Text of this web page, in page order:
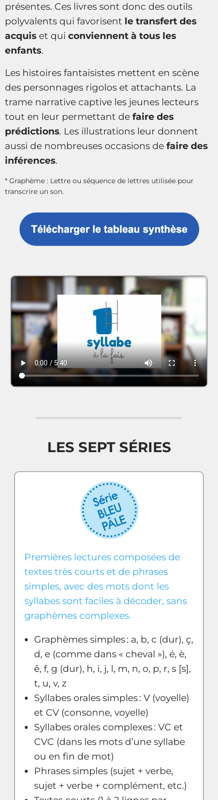
présentes. Ces livres sont donc des outils
polyvalents qui favorisent le transfert des
acquis et qui conviennent à tous les
enfants.
Les histoires fantaisistes mettent en scène
des personnages rigolos et attachants. La
trame narrative captive les jeunes lecteurs
tout en leur permettant de faire des
prédictions. Les illustrations leur donnent
aussi de nombreuses occasions de faire des
inférences.
* Graphème : Lettre ou séquence de lettres utilisée pour
transcrire un son.
LES SEPT SÉRIES
Premières lectures composées de
textes très courts et de phrases
simples, avec des mots dont les
syllabes sont faciles à décoder, sans
graphèmes complexes.
Graphèmes simples : a, b, c (dur), ç,
d, e (comme dans « cheval »), é, è,
ê, f, g (dur), h, i, j, l, m, n, o, p, r, s [s],
t, u, v, z
Syllabes orales simples : V (voyelle)
et CV (consonne, voyelle)
Syllabes orales complexes : VC et
CVC (dans les mots d’une syllabe
ou en fin de mot)
Phrases simples (sujet + verbe,
sujet + verbe + complément, etc.)